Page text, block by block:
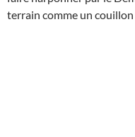
terrain comme un couillon